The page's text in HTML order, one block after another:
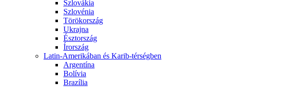
Szlovákia
Szlovénia
Törökország
Ukrajna
Észtország
Írország
Latin-Amerikában és Karib-térségben
Argentína
Bolívia
Brazília